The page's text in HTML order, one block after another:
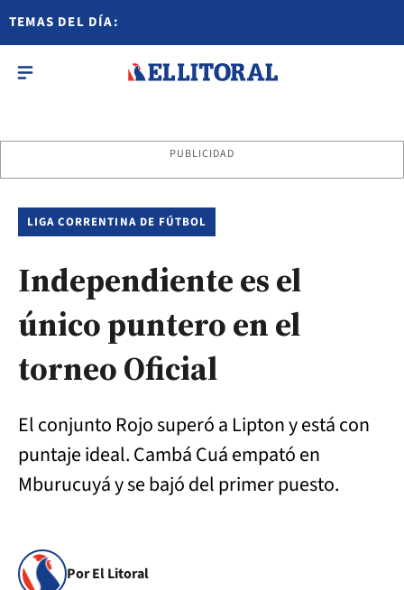
TEMAS DEL DÍA:
PUBLICIDAD
LIGA CORRENTINA DE FÚTBOL
Independiente es el
único puntero en el
torneo Oficial
El conjunto Rojo superó a Lipton y está con
puntaje ideal. Cambá Cuá empató en
Mburucuyá y se bajó del primer puesto.
Por El Litoral